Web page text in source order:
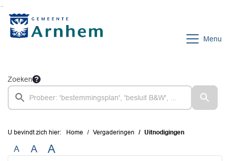
Menu
Zoeken
U bevindt zich hier: Home Vergaderingen Uitnodigingen
A A A